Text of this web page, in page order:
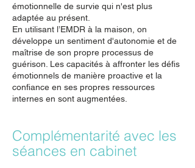
émotionnelle de survie qui n'est plus
adaptée au présent.
En utilisant l’EMDR à la maison, on
développe un sentiment d'autonomie et de
maîtrise de son propre processus de
guérison. Les capacités à affronter les défis
émotionnels de manière proactive et la
confiance en ses propres ressources
internes en sont augmentées.
Complémentarité avec les
séances en cabinet